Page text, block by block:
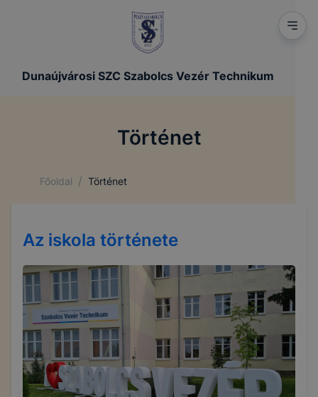
Dunaújvárosi SZC Szabolcs Vezér Technikum
Történet
Főoldal / Történet
Az iskola története